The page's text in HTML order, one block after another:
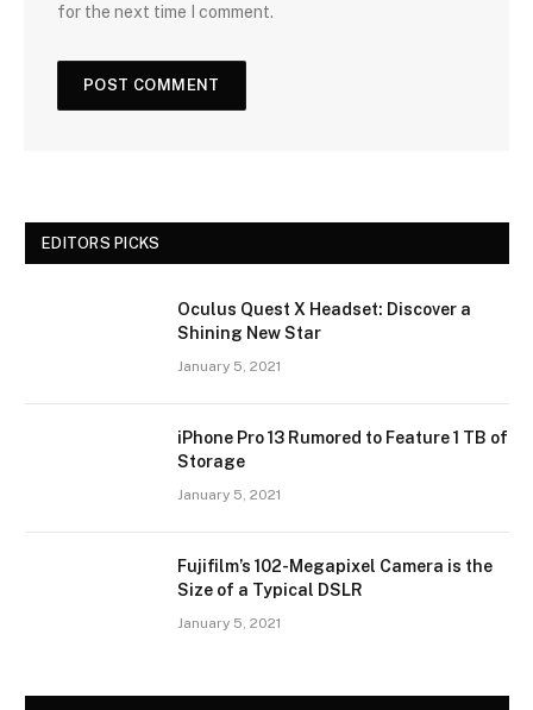
for the next time I comment.
EDITORS PICKS
Oculus Quest X Headset: Discover a
Shining New Star
January 5, 2021
iPhone Pro 13 Rumored to Feature 1 TB of
Storage
January 5, 2021
Fujifilm’s 102-Megapixel Camera is the
Size of a Typical DSLR
January 5, 2021